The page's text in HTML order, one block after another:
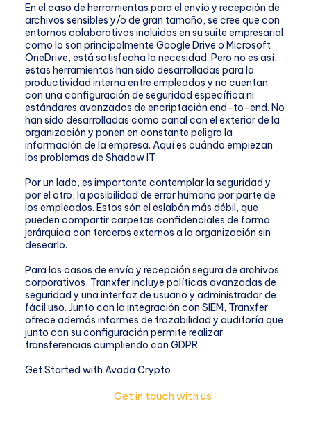
En el caso de herramientas para el envío y recepción de
archivos sensibles y/o de gran tamaño, se cree que con
entornos colaborativos incluidos en su suite empresarial,
como lo son principalmente Google Drive o Microsoft
OneDrive, está satisfecha la necesidad. Pero no es así,
estas herramientas han sido desarrolladas para la
productividad interna entre empleados y no cuentan
con una configuración de seguridad específica ni
estándares avanzados de encriptación end-to-end. No
han sido desarrolladas como canal con el exterior de la
organización y ponen en constante peligro la
información de la empresa. Aquí es cuándo empiezan
los problemas de Shadow IT
Por un lado, es importante contemplar la seguridad y
por el otro, la posibilidad de error humano por parte de
los empleados. Estos són el eslabón más débil, que
pueden compartir carpetas confidenciales de forma
jerárquica con terceros externos a la organización sin
desearlo.
Para los casos de envío y recepción segura de archivos
corporativos, Tranxfer incluye políticas avanzadas de
seguridad y una interfaz de usuario y administrador de
fácil uso. Junto con la integración con SIEM, Tranxfer
ofrece además informes de trazabilidad y auditoría que
junto con su configuración permite realizar
transferencias cumpliendo con GDPR.
Get Started with Avada Crypto
Get in touch with us